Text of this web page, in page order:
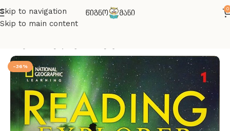
Skip to navigation
Skip to main content
0
-36%